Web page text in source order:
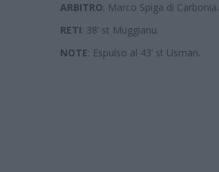
ARBITRO: Marco Spiga di Carbonia.
RETI: 38’ st Muggianu.
NOTE: Espulso al 43’ st Usman.